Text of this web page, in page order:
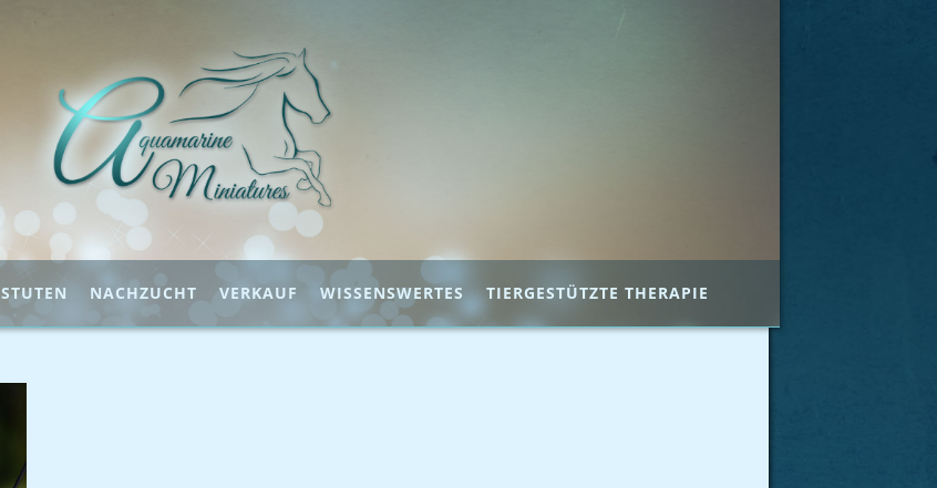
STUTEN NACHZUCHT VERKAUF WISSENSWERTES TIERGESTÜTZTE THERAPIE